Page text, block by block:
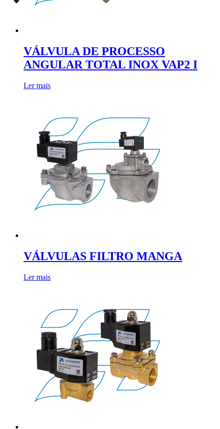
VÁLVULA DE PROCESSO
ANGULAR TOTAL INOX VAP2 I
Ler mais
VÁLVULAS FILTRO MANGA
Ler mais